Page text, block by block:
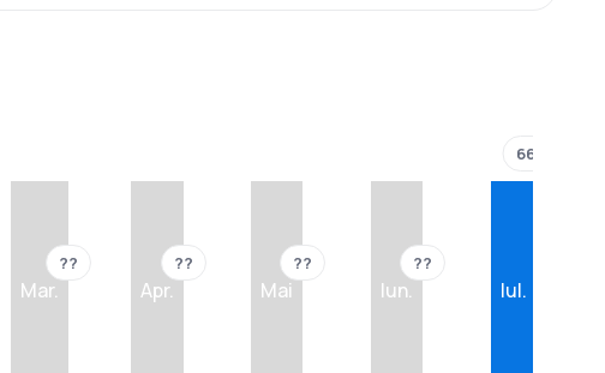
Mar.
??
Apr.
??
Mai
??
Iun.
??
Iul.
666 €